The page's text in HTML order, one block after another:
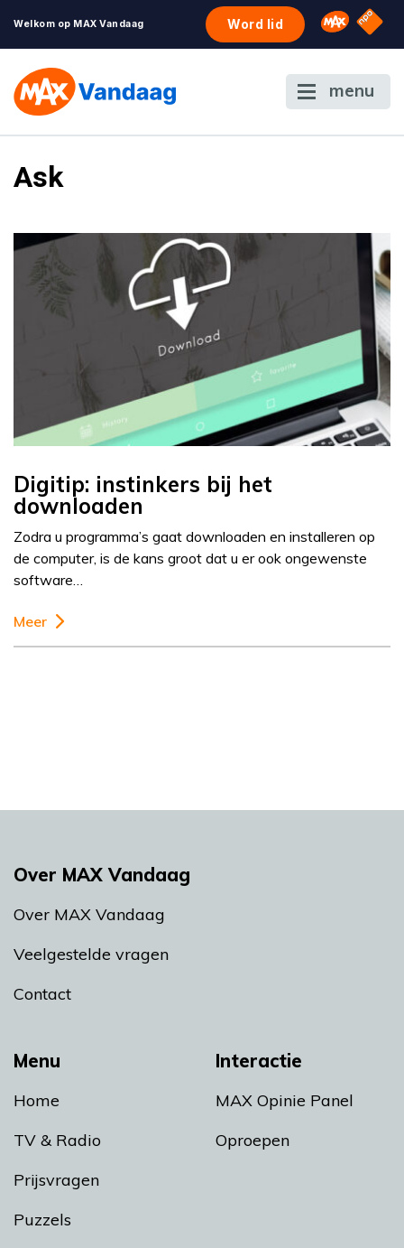
Welkom op MAX Vandaag Word lid Omroep
NPO
menu
Ask
Digitip: instinkers bij het
downloaden
Zodra u programma’s gaat downloaden en installeren op
de computer, is de kans groot dat u er ook ongewenste
software…
Meer
Menu
Home
TV & Radio
Prijsvragen
Puzzels
Interactie
MAX Opinie Panel
Oproepen
Over MAX Vandaag
Over MAX Vandaag
Veelgestelde vragen
Contact